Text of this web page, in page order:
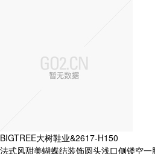
BIGTREE大树鞋业&2617-H150
法式风甜美蝴蝶结装饰圆头浅口侧镂空